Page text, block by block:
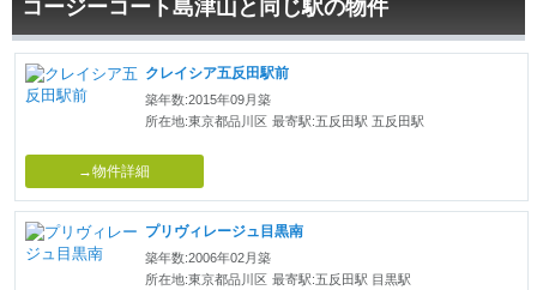
コージーコート島津山と同じ駅の物件
クレイシア五反田駅前
築年数:2015年09月築
所在地:東京都品川区 最寄駅:五反田駅 五反田駅
→物件詳細
プリヴィレージュ目黒南
築年数:2006年02月築
所在地:東京都品川区 最寄駅:五反田駅 目黒駅